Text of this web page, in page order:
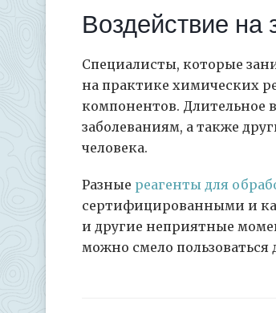
Воздействие на
Специалисты, которые
на практике химических
компонентов. Длительное
заболеваниям, а также
человека.
Разные реагенты для
сертифицированными и
и другие неприятные
можно смело пользоваться